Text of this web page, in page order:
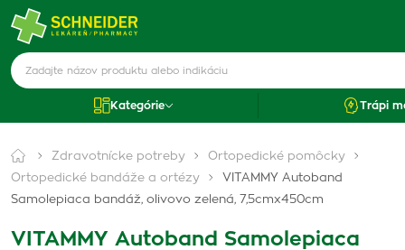
Kategórie Trápi
Zdravotnícke potreby
Ortopedické pomôcky
Ortopedické bandáže a ortézy
VITAMMY Autoband
Samolepiaca bandáž, olivovo zelená, 7,5cmx450cm
VITAMMY Autoband Samolepiaca